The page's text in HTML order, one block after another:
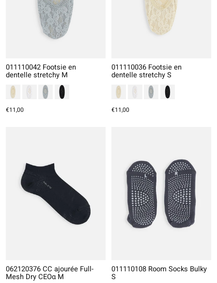
011110042 Footsie en
dentelle stretchy M
€11,00
011110036 Footsie en
dentelle stretchy S
€11,00
062120376 CC ajourée Full-
Mesh Dry CEOα M
011110108 Room Socks Bulky
S